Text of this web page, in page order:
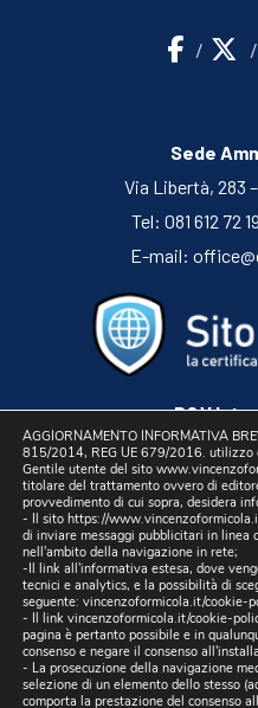
Sede
Via Libertà, 283
Tel: 081 612 72
E-mail:
D&V
Sede Legale: Via
P.IVA
Capitale
Pec:
Cookie Policy
Sito realizzato
AGGIORNAMENTO INFORMATIVA
815/2014, REG UE 679/2016. utilizzo
Gentile utente del sito
titolare del trattamento ovvero di
provvedimento di cui sopra, desidera
- Il sito https://
di inviare messaggi pubblicitari in
nell'ambito della navigazione in rete;
-Il link all'informativa estesa, dove
tecnici e analytics, e la possibilità di
seguente: vincenzoformicola.it/cookie-
- Il link vincenzoformicola.it/cookie-
pagina è pertanto possibile e in
consenso e negare il consenso
- La prosecuzione della navigazione
selezione di un elemento dello stesso
comporta la prestazione del consenso